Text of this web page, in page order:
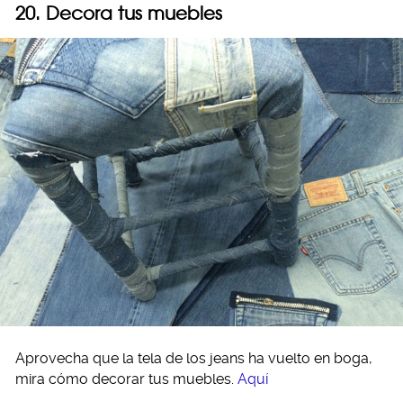
20. Decora tus muebles
Aprovecha que la tela de los jeans ha vuelto en boga,
mira cómo decorar tus muebles. Aquí